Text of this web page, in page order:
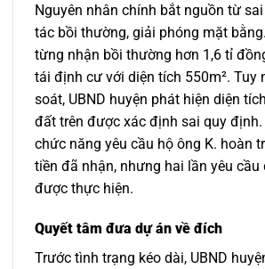
Nguyên nhân chính bắt nguồn từ
tác bồi thường, giải phóng mặt
từng nhận bồi thường hơn 1,6 tỉ
tái định cư với diện tích 550m². Tuy
soát, UBND huyện phát hiện diện
đất trên được xác định sai quy định.
chức năng yêu cầu hộ ông K. hoàn
tiền đã nhận, nhưng hai lần yêu cầu
được thực hiện.
Quyết tâm đưa dự án về đích
Trước tình trạng kéo dài, UBND